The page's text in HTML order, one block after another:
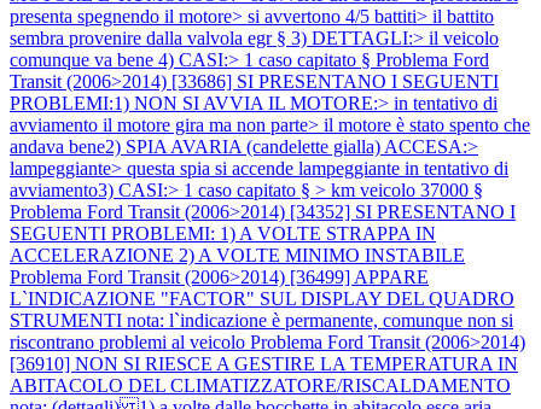
presenta spegnendo il motore> si avvertono 4/5 battiti> il battito
sembra provenire dalla valvola egr § 3) DETTAGLI:> il veicolo
comunque va bene 4) CASI:> 1 caso capitato § Problema Ford
Transit (2006>2014) [33686] SI PRESENTANO I SEGUENTI
PROBLEMI:1) NON SI AVVIA IL MOTORE:> in tentativo di
avviamento il motore gira ma non parte> il motore è stato spento che
andava bene2) SPIA AVARIA (candelette gialla) ACCESA:>
lampeggiante> questa spia si accende lampeggiante in tentativo di
avviamento3) CASI:> 1 caso capitato § > km veicolo 37000 §
Problema Ford Transit (2006>2014) [34352] SI PRESENTANO I
SEGUENTI PROBLEMI: 1) A VOLTE STRAPPA IN
ACCELERAZIONE 2) A VOLTE MINIMO INSTABILE
Problema Ford Transit (2006>2014) [36499] APPARE
L`INDICAZIONE "FACTOR" SUL DISPLAY DEL QUADRO
STRUMENTI nota: l`indicazione è permanente, comunque non si
riscontrano problemi al veicolo Problema Ford Transit (2006>2014)
[36910] NON SI RIESCE A GESTIRE LA TEMPERATURA IN
ABITACOLO DEL CLIMATIZZATORE/RISCALDAMENTO